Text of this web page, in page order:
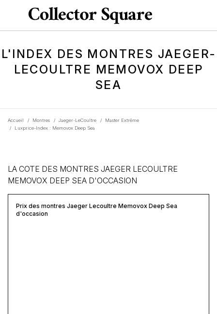
L'INDEX DES MONTRES JAEGER-
LECOULTRE MEMOVOX DEEP
SEA
Accueil / Montres / Jaeger-LeCoultre /
Master Extrême
/
Luxprice-Index : Memovox Deep Sea
LA COTE DES MONTRES JAEGER LECOULTRE
MEMOVOX DEEP SEA D'OCCASION
Prix des montres Jaeger Lecoultre Memovox Deep Sea
d'occasion